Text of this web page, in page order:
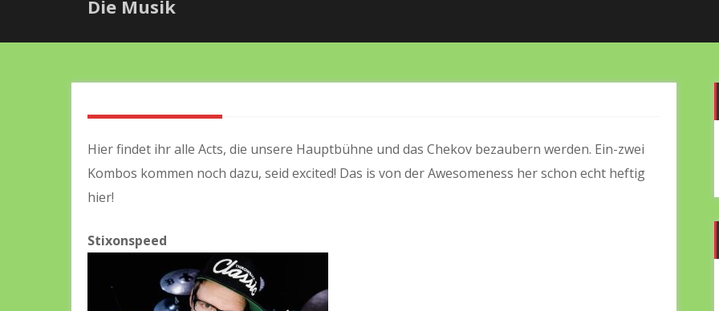
Die Musik
Hier findet ihr alle Acts, die unsere Hauptbühne und das Chekov bezaubern werden. Ein-zwei
Kombos kommen noch dazu, seid excited! Das is von der Awesomeness her schon echt heftig
hier!
Stixonspeed